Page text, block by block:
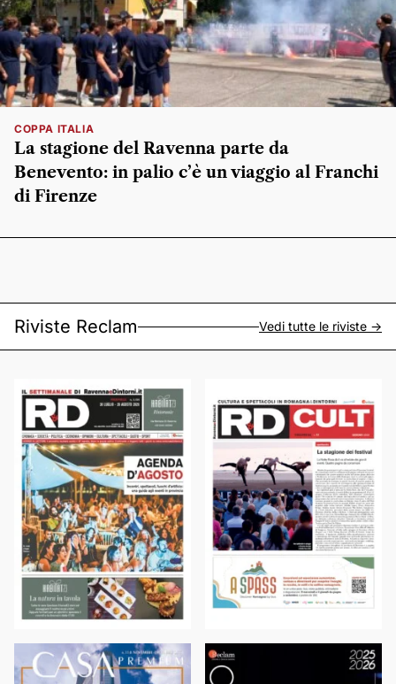
COPPA ITALIA
La stagione del Ravenna parte da
Benevento: in palio c’è un viaggio al Franchi
di Firenze
Riviste Reclam Vedi tutte le riviste ->